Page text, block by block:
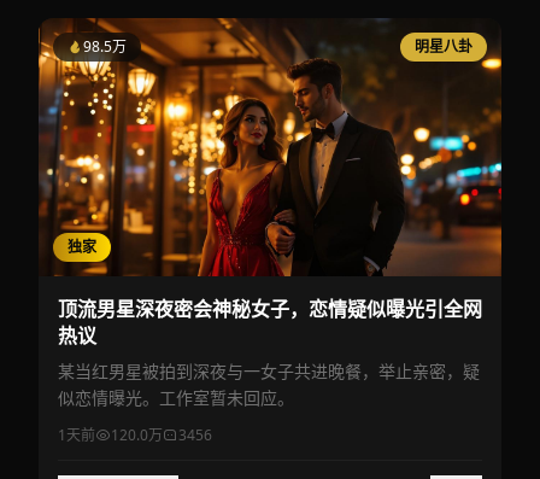
98.5万 明星八卦
独家
顶流男星深夜密会神秘女子，恋情疑似曝光引全网
热议
某当红男星被拍到深夜与一女子共进晚餐，举止亲密，疑
似恋情曝光。工作室暂未回应。
1天前 120.0万 3456